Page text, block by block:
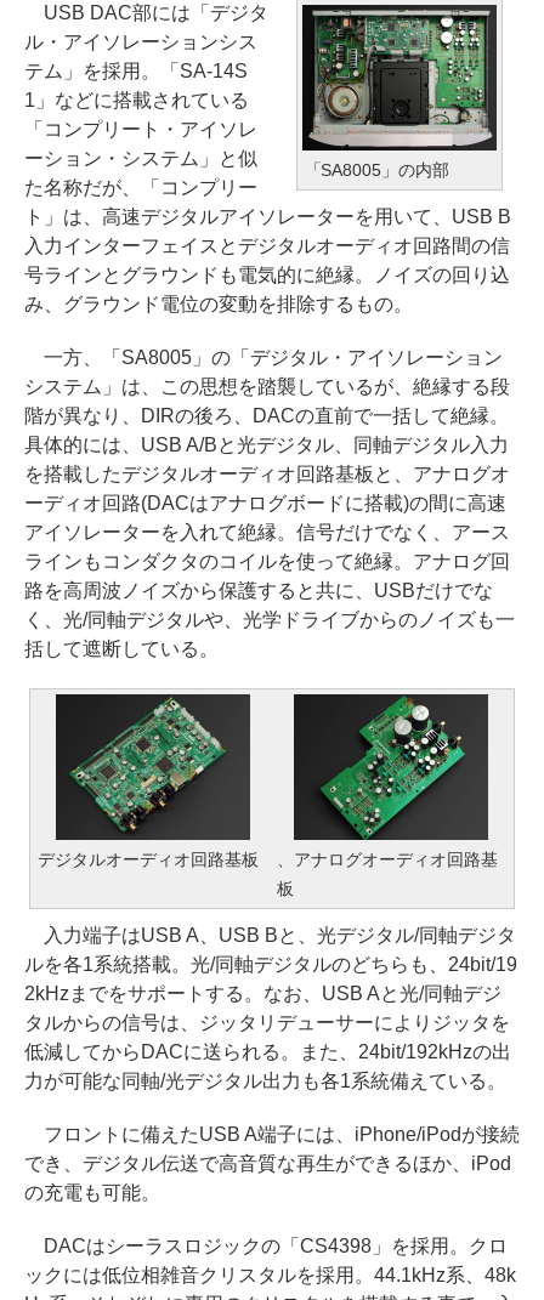
「SA8005」の内部
USB DAC部には「デジタ
ル・アイソレーションシス
テム」を採用。「SA-14S
1」などに搭載されている
「コンプリート・アイソレ
ーション・システム」と似
た名称だが、「コンプリー
ト」は、高速デジタルアイソレーターを用いて、USB B
入力インターフェイスとデジタルオーディオ回路間の信
号ラインとグラウンドも電気的に絶縁。ノイズの回り込
み、グラウンド電位の変動を排除するもの。
一方、「SA8005」の「デジタル・アイソレーション
システム」は、この思想を踏襲しているが、絶縁する段
階が異なり、DIRの後ろ、DACの直前で一括して絶縁。
具体的には、USB A/Bと光デジタル、同軸デジタル入力
を搭載したデジタルオーディオ回路基板と、アナログオ
ーディオ回路(DACはアナログボードに搭載)の間に高速
アイソレーターを入れて絶縁。信号だけでなく、アース
ラインもコンダクタのコイルを使って絶縁。アナログ回
路を高周波ノイズから保護すると共に、USBだけでな
く、光/同軸デジタルや、光学ドライブからのノイズも一
括して遮断している。
デジタルオーディオ回路基板
、アナログオーディオ回路基
板
入力端子はUSB A、USB Bと、光デジタル/同軸デジタ
ルを各1系統搭載。光/同軸デジタルのどちらも、24bit/19
2kHzまでをサポートする。なお、USB Aと光/同軸デジ
タルからの信号は、ジッタリデューサーによりジッタを
低減してからDACに送られる。また、24bit/192kHzの出
力が可能な同軸/光デジタル出力も各1系統備えている。
フロントに備えたUSB A端子には、iPhone/iPodが接続
でき、デジタル伝送で高音質な再生ができるほか、iPod
の充電も可能。
DACはシーラスロジックの「CS4398」を採用。クロ
ックには低位相雑音クリスタルを採用。44.1kHz系、48k